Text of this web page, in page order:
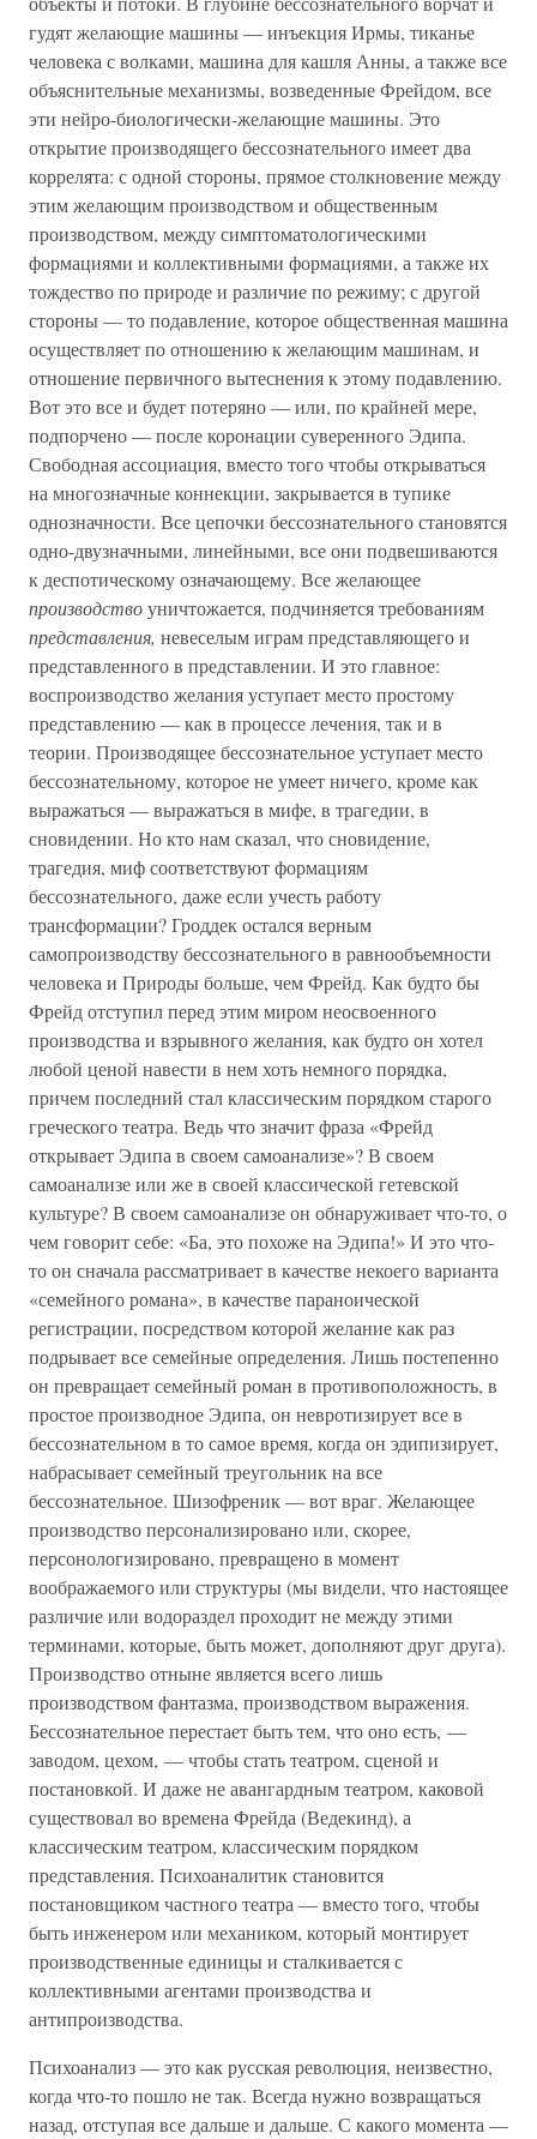
гудят желающие машины — инъекция Ирмы, тиканье
человека с волками, машина для кашля Анны, а также все
объяснительные механизмы, возведенные Фрейдом, все
эти нейро-биологически-желающие машины. Это
открытие производящего бессознательного имеет два
коррелята: с одной стороны, прямое столкновение между
этим желающим производством и общественным
производством, между симптоматологическими
формациями и коллективными формациями, а также их
тождество по природе и различие по режиму; с другой
стороны — то подавление, которое общественная машина
осуществляет по отношению к желающим машинам, и
отношение первичного вытеснения к этому подавлению.
Вот это все и будет потеряно — или, по крайней мере,
подпорчено — после коронации суверенного Эдипа.
Свободная ассоциация, вместо того чтобы открываться
на многозначные коннекции, закрывается в тупике
однозначности. Все цепочки бессознательного становятся
одно-двузначными, линейными, все они подвешиваются
к деспотическому означающему. Все желающее
производствоуничтожается, подчиняется требованиям
представления, невеселым играм представляющего и
представленного в представлении. И это главное:
воспроизводство желания уступает место простому
представлению — как в процессе лечения, так и в
теории. Производящее бессознательное уступает место
бессознательному, которое не умеет ничего, кроме как
выражаться — выражаться в мифе, в трагедии, в
сновидении. Но кто нам сказал, что сновидение,
трагедия, миф соответствуют формациям
бессознательного, даже если учесть работу
трансформации? Гроддек остался верным
самопроизводству бессознательного в равнообъемности
человека и Природы больше, чем Фрейд. Как будто бы
Фрейд отступил перед этим миром неосвоенного
производства и взрывного желания, как будто он хотел
любой ценой навести в нем хоть немного порядка,
причем последний стал классическим порядком старого
греческого театра. Ведь что значит фраза «Фрейд
открывает Эдипа в своем самоанализе»? В своем
самоанализе или же в своей классической гетевской
культуре? В своем самоанализе он обнаруживает что-то, о
чем говорит себе: «Ба, это похоже на Эдипа!» И это что-
то он сначала рассматривает в качестве некоего варианта
«семейного романа», в качестве параноической
регистрации, посредством которой желание как раз
подрывает все семейные определения. Лишь постепенно
он превращает семейный роман в противоположность, в
простое производное Эдипа, он невротизирует все в
бессознательном в то самое время, когда он эдипизирует,
набрасывает семейный треугольник на все
бессознательное. Шизофреник — вот враг. Желающее
производство персонализировано или, скорее,
персонологизировано, превращено в момент
воображаемого или структуры (мы видели, что настоящее
различие или водораздел проходит не между этими
терминами, которые, быть может, дополняют друг друга).
Производство отныне является всего лишь
производством фантазма, производством выражения.
Бессознательное перестает быть тем, что оно есть, —
заводом, цехом, — чтобы стать театром, сценой и
постановкой. И даже не авангардным театром, каковой
существовал во времена Фрейда (Ведекинд), а
классическим театром, классическим порядком
представления. Психоаналитик становится
постановщиком частного театра — вместо того, чтобы
быть инженером или механиком, который монтирует
производственные единицы и сталкивается с
коллективными агентами производства и
антипроизводства.
Психоанализ — это как русская революция, неизвестно,
когда что-то пошло не так. Всегда нужно возвращаться
назад, отступая все дальше и дальше. С какого момента —